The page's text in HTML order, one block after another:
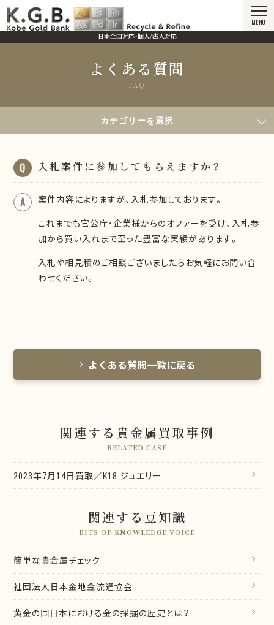
日本全国対応・個人/法人対応
MENU
よくある質問
FAQ
入札案件に参加してもらえますか？
カテゴリーを選択
入札案件に参加してもらえますか？
案件内容によりますが、入札参加しております。
これまでも官公庁・企業様からのオファーを受け、入札参
加から買い入れまで至った豊富な実績があります。
入札や相見積のご相談ございましたらお気軽にお問い合
わせください。
よくある質問一覧に戻る
関連する貴金属買取事例
RELATED CASE
2023年7月14日買取／K18 ジュエリー
関連する豆知識
BITS OF KNOWLEDGE VOICE
簡単な貴金属チェック
社団法人日本金地金流通協会
黄金の国日本における金の採掘の歴史とは？